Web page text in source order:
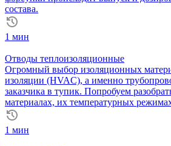
состава.
1 мин
Отводы теплоизоляционные
Огромный выбор изоляционных
изоляции (HVAC), а именно
заказчика в тупик. Попробуем
материалах, их температурных
1 мин